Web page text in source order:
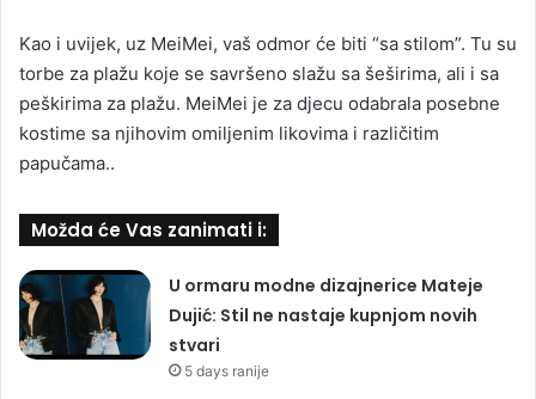
Kao i uvijek, uz MeiMei, vaš odmor će biti “sa stilom”. Tu su
torbe za plažu koje se savršeno slažu sa šeširima, ali i sa
peškirima za plažu. MeiMei je za djecu odabrala posebne
kostime sa njihovim omiljenim likovima i različitim
papučama..
Možda će Vas zanimati i:
U ormaru modne dizajnerice Mateje
Dujić: Stil ne nastaje kupnjom novih
stvari
5 days ranije